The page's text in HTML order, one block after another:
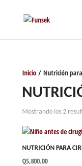
Inicio/ Nutrición para
Mostrando los 2
NUTRICIÓN PARA
Q5,800.00